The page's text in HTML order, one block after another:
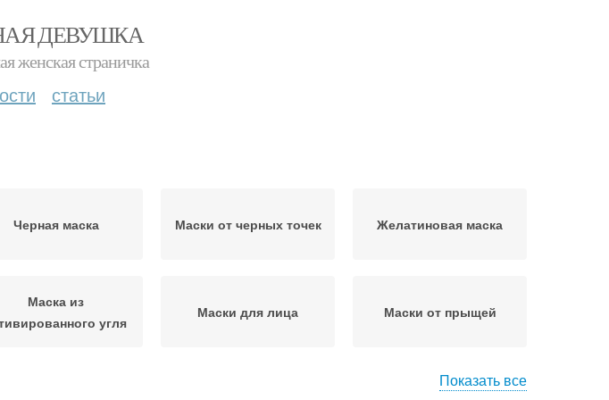
ДЕВУШКА
женская страничка
статьи
Черная маска Маски от черных точек Желатиновая маска
Маска из
угля
Маски для лица Маски от прыщей
Показать все